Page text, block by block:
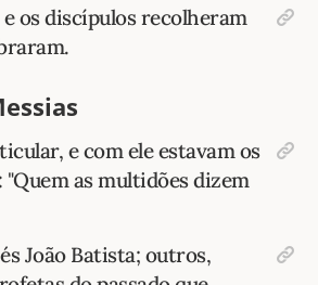
os discípulos recolheram
e com ele estavam os
as multidões dizem
João Batista; outros,